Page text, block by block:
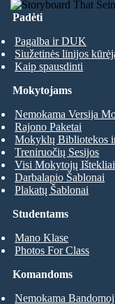
Padėti
Pagalba ir DUK
Siužetinės linijos
Kaip spausdinti
Studentams
Mano Klase
Photos For Class
Mokytojams
Nemokama Versija
Rajono Paketai
Mokyklų Bibliotekos
Treniruočių Sesijos
Visi Mokytojų Ištekliai
Darbalapio Šablonai
Plakatų Šablonai
Komandoms
Nemokama